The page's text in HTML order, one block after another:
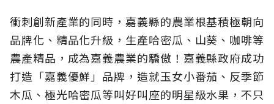
衝刺創新產業的同時，嘉義縣的農業根基積極朝向
品牌化、精品化升級，生產哈密瓜、山葵、咖啡等
農產精品，成為嘉義農業的驕傲！嘉義縣政府成功
打造「嘉義優鮮」品牌，造就玉女小番茄、反季節
木瓜、極光哈密瓜等叫好叫座的明星級水果，不只